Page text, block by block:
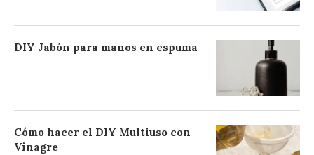
DIY Jabón para manos en espuma
Cómo hacer el DIY Multiuso con
Vinagre